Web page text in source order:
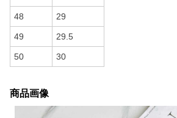
48 29
49 29.5
50 30
商品画像